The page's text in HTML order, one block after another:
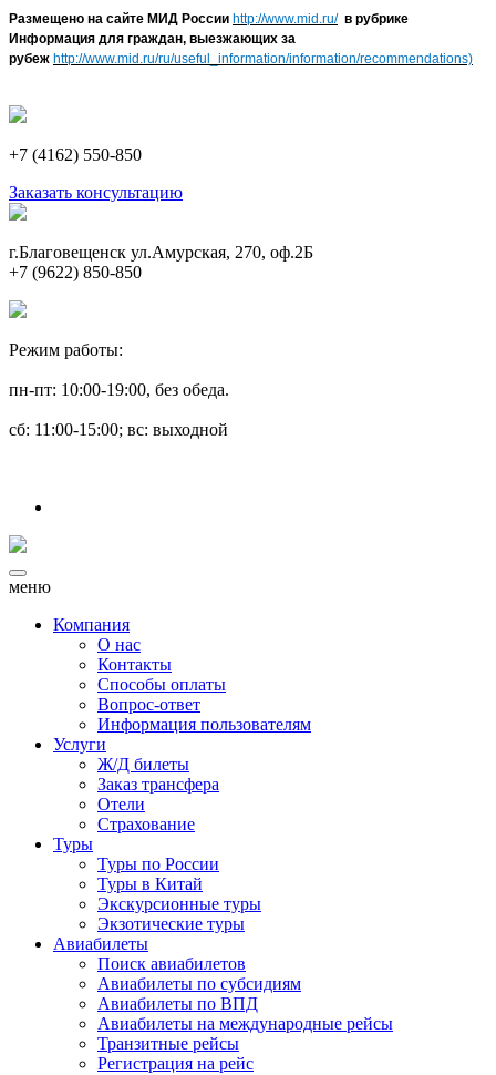
Размещено на сайте МИД России http://www.mid.ru/ в рубрике
Информация для граждан, выезжающих за
рубеж http://www.mid.ru/ru/useful_information/information/recommendations)
+7 (4162) 550-850
Заказать консультацию
г.Благовещенск ул.Амурская, 270, оф.2Б
+7 (9622) 850-850
Режим работы:
пн-пт: 10:00-19:00, без обеда.
сб: 11:00-15:00; вс: выходной
меню
Компания
О нас
Контакты
Способы оплаты
Вопрос-ответ
Информация пользователям
Услуги
Ж/Д билеты
Заказ трансфера
Отели
Страхование
Туры
Туры по России
Туры в Китай
Экскурсионные туры
Экзотические туры
Авиабилеты
Поиск авиабилетов
Авиабилеты по субсидиям
Авиабилеты по ВПД
Авиабилеты на международные рейсы
Транзитные рейсы
Регистрация на рейс